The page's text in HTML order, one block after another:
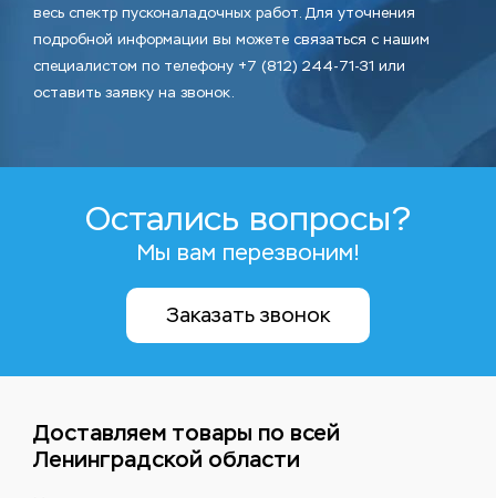
весь спектр пусконаладочных работ. Для уточнения
подробной информации вы можете связаться с нашим
специалистом по телефону +7 (812) 244-71-31 или
оставить заявку на звонок.
Остались вопросы?
Мы вам перезвоним!
Заказать звонок
Доставляем товары по всей
Ленинградской области